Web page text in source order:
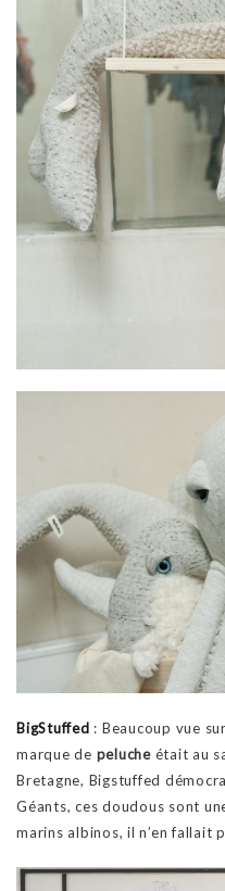
BigStuffed : Beaucoup vue
marque de pelucheétait au
Bretagne, Bigstuffed
Géants, ces doudous sont
marins albinos, il n’en fallait